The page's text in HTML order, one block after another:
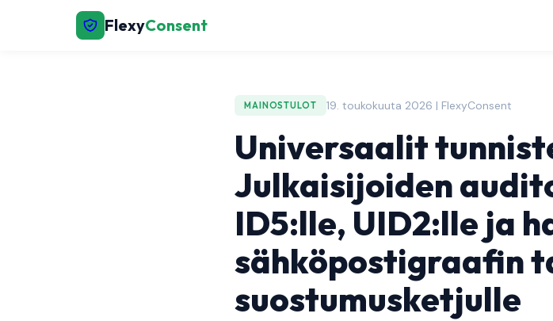
FlexyConsent
MAINOSTULOT 19. toukokuuta 2026 | FlexyConsent
Universaalit
Julkaisijoiden
ID5:lle, UID2:lle ja
sähköpostigraafin
suostumusketjulle